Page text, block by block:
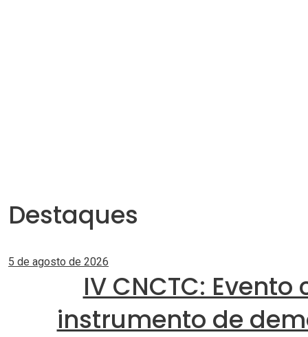
Destaques
5 de agosto de 2026
IV CNCTC:
instrumento de